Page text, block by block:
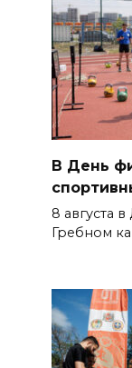
В День
8 августа
Гребном